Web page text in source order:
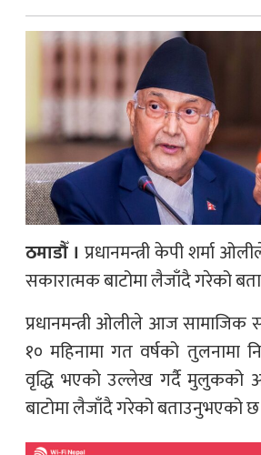
ठमाडौँ । प्रधानमन्त्री केपी शर्मा
सकारात्मक बाटोमा लैजाँदै गरेको
प्रधानमन्त्री ओलीले आज सामाजिक
१० महिनामा गत वर्षको तुलनामा
वृद्धि भएको उल्लेख गर्दै मुलुकको
बाटोमा लैजाँदै गरेको बताउनुभएको छ